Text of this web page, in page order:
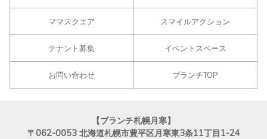
ママスクエア スマイルアクション
テナント募集 イベントスペース
お問い合わせ ブランチTOP
【ブランチ札幌月寒】
〒062-0053 北海道札幌市豊平区月寒東3条11丁目1-24